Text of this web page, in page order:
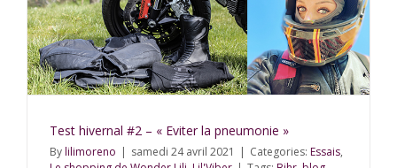
Test hivernal #2 – « Eviter la pneumonie »
Bylilimoreno | samedi 24 avril 2021 | Categories: Essais,